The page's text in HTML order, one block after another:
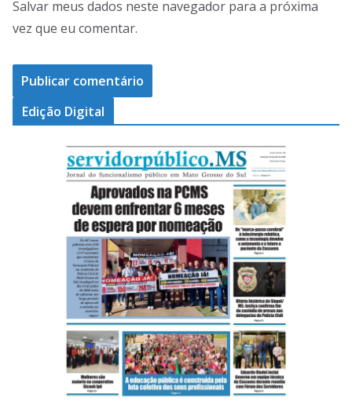
Salvar meus dados neste navegador para a próxima
vez que eu comentar.
Edição Digital